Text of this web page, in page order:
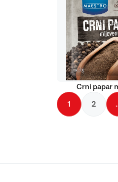
Crni papar
1 2